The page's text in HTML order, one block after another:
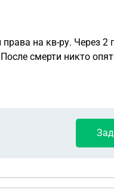
на кв-ру. Через 2
смерти никто